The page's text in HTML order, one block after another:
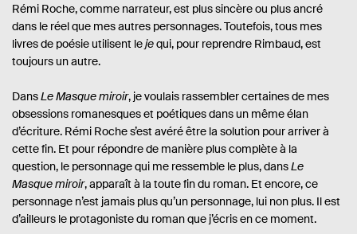
Rémi Roche, comme narrateur, est plus sincère ou plus ancré
dans le réel que mes autres personnages. Toutefois, tous mes
livres de poésie utilisent lejequi, pour reprendre Rimbaud, est
toujours un autre.
DansLe Masque miroir, je voulais rassembler certaines de mes
obsessions romanesques et poétiques dans un même élan
d’écriture. Rémi Roche s’est avéré être la solution pour arriver à
cette fin. Et pour répondre de manière plus complète à la
question, le personnage qui me ressemble le plus, dansLe
Masque miroir, apparaît à la toute fin du roman. Et encore, ce
personnage n’est jamais plus qu’un personnage, lui non plus. Il est
d’ailleurs le protagoniste du roman que j’écris en ce moment.